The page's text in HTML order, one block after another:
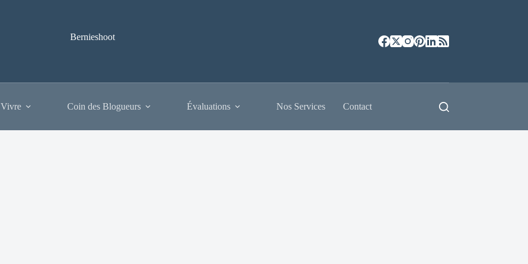
Bernieshoot
Coin des Blogueurs Évaluations Nos Services Contact